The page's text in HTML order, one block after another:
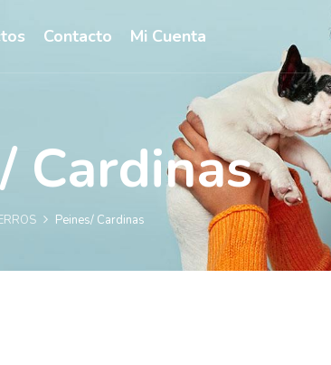
Contacto Mi Cuenta
Cardinas
Peines/ Cardinas